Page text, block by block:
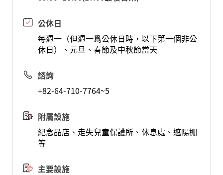
公休日
每週一（但週一爲公休日時，以下第一個非公
休日）、元旦、春節及中秋節當天
諮詢
+82-64-710-7764~5
附屬設施
紀念品店、走失兒童保護所、休息處、遮陽棚
等
主要設施